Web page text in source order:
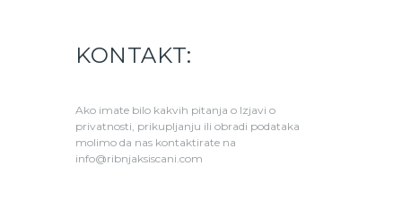
KONTAKT:
Ako imate bilo kakvih pitanja o Izjavi o
privatnosti, prikupljanju ili obradi podataka
molimo da nas kontaktirate na
info@ribnjaksiscani.com